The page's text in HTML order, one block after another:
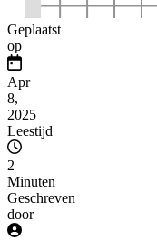
Geplaatst
op
Apr
8,
2025
Leestijd
2
Minuten
Geschreven
door